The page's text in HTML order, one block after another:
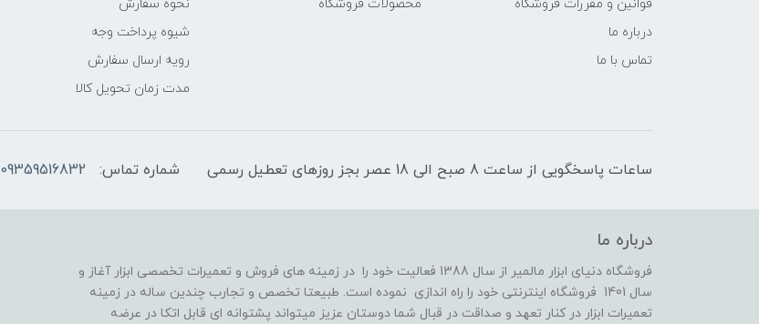
قوانین و مقررات فروشگاه
درباره ما
تماس با ما
محصولات فروشگاه
نحوه سفارش
شیوه پرداخت وجه
رویه ارسال سفارش
مدت زمان تحویل کالا
ساعات پاسخگویی از ساعت 8 صبح الی 18 عصر بجز روزهای تعطیل رسمی شماره تماس: 09359516832
درباره ما
فروشگاه دنیای ابزار مالمیر از سال 1388 فعالیت خود را در زمینه های فروش و تعمیرات تخصصی ابزار آغاز و
سال 1401 فروشگاه اینترنتی خود را راه اندازی نموده است. طبیعتا تخصص و تجارب چندین ساله در زمینه
تعمیرات ابزار در کنار تعهد و صداقت در قبال شما دوستان عزیز میتواند پشتوانه ای قابل اتکا در عرضه